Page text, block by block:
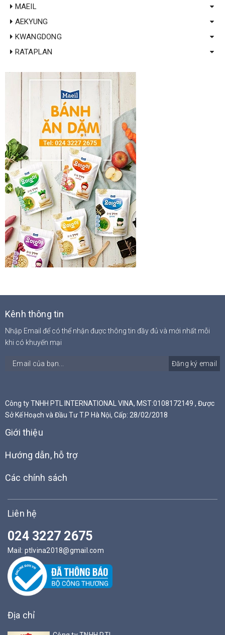
MAEIL
AEKYUNG
KWANGDONG
RATAPLAN
Kênh thông tin
Nhập Email để có thể nhận được thông tin đầy đủ và mới nhất mỗi
khi có khuyến mại
Đăng ký email
Công ty TNHH PTL INTERNATIONAL VINA, MST:0108172149 , Được
Sở Kế Hoạch và Đầu Tư T.P Hà Nội, Cấp: 28/02/2018
Giới thiệu
Hướng dẫn, hỗ trợ
Các chính sách
Liên hệ
024 3227 2675
Mail: ptlvina2018@gmail.com
Địa chỉ